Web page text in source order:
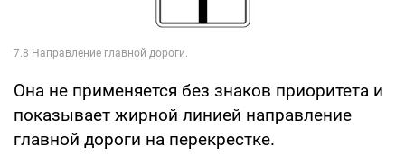
Она не применяется без знаков приоритета и
показывает жирной линией направление
главной дороги на перекрестке.